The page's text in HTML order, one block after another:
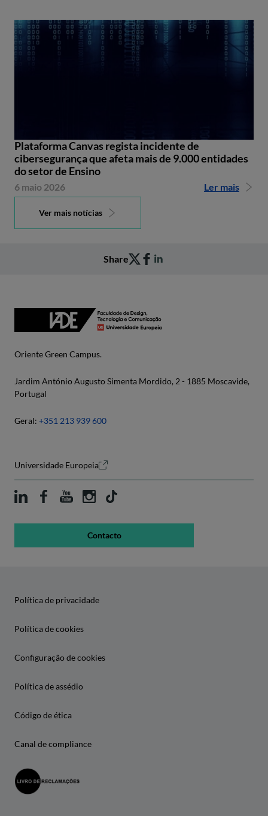
Plataforma Canvas regista incidente de
cibersegurança que afeta mais de 9.000 entidades
do setor de Ensino
6 maio 2026 Ler mais
Ver mais notícias
Share
Oriente Green Campus.
Jardim António Augusto Simenta Mordido, 2 - 1885 Moscavide,
Portugal
Geral: +351 213 939 600
Universidade Europeia
Contacto
Política de privacidade
Política de cookies
Configuração de cookies
Política de assédio
Código de ética
Canal de compliance